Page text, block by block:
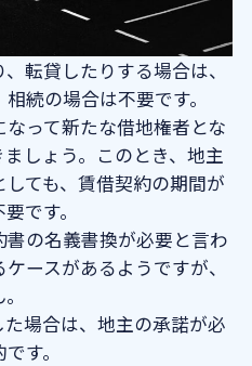
転貸したりする場合は、
続の場合は不要です。
って新たな借地権者とな
しょう。このとき、地主
ても、賃借契約の期間が
です。
の名義書換が必要と言わ
ースがあるようですが、
場合は、地主の承諾が必
す。